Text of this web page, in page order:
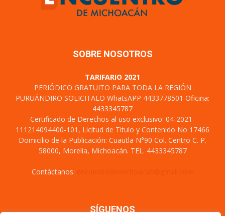
SOBRE NOSOTROS
TARIFARIO 2021
PERIÓDICO GRATUITO PARA TODA LA REGIÓN
PURUÁNDIRO SOLICITALO WhatsAPP 4433778501 Oficina:
4433345787
Certificado de Derechos al uso exclusivo: 04-2021-
111214094400-101, Licitud de Titulo y Contenido No 17466
Domicilio de la Publicación: Cuautla N°90 Col. Centro C. P.
58000, Morelia, Michoacán. TEL. 4433345787
Contáctanos:
SÍGUENOS